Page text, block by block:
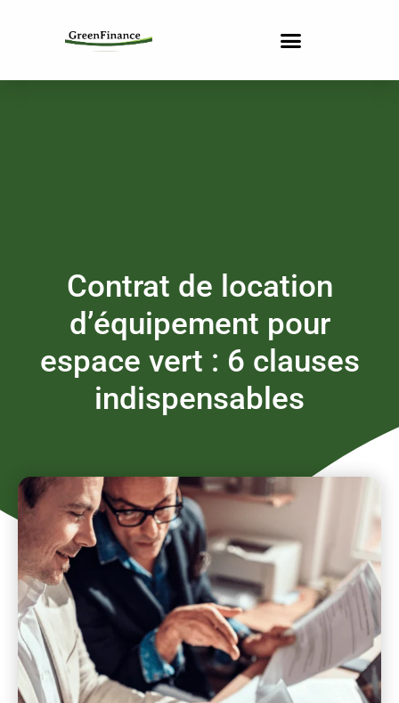
Contrat de location
d’équipement pour
espace vert : 6 clauses
indispensables